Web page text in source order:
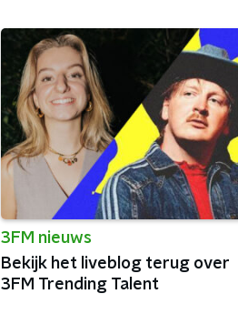
3FM nieuws
Bekijk het liveblog terug over
3FM Trending Talent